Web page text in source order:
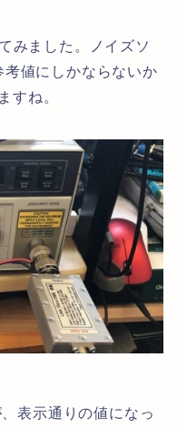
みました。ノイズソ
値にしかならないか
すね。
表示通りの値になっ